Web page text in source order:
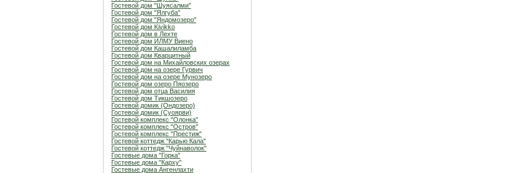
Гостевой дом "Шуясалми"
Гостевой дом "Ялгуба"
Гостевой дом "Яндомозеро"
Гостевой дом Kivikko
Гостевой дом в Лехте
Гостевой дом ИЛМУ Виено
Гостевой дом Кашалиламба
Гостевой дом Кварцитный
Гостевой дом на Михайловских озерах
Гостевой дом на озере Гурвич
Гостевой дом на озере Мунозеро
Гостевой дом озеро Пяозеро
Гостевой дом отца Василия
Гостевой дом Тикшозеро
Гостевой домик (Ондозеро)
Гостевой домик (Суоярви)
Гостевой комплекс "Олонка"
Гостевой комплекс "Остров"
Гостевой комплекс "Престиж"
Гостевой коттедж "Карью Кала"
Гостевой коттедж "Чуйнаволок"
Гостевые дома "Горка"
Гостевые дома "Карху"
Гостевые дома Ангенлахти